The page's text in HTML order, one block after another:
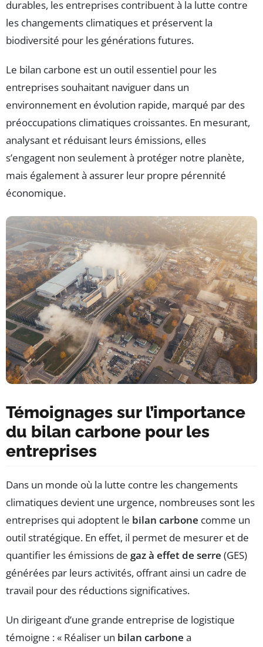
durables, les entreprises contribuent à la lutte contre
les changements climatiques et préservent la
biodiversité pour les générations futures.
Le bilan carbone est un outil essentiel pour les
entreprises souhaitant naviguer dans un
environnement en évolution rapide, marqué par des
préoccupations climatiques croissantes. En mesurant,
analysant et réduisant leurs émissions, elles
s’engagent non seulement à protéger notre planète,
mais également à assurer leur propre pérennité
économique.
Témoignages sur l’importance
du bilan carbone pour les
entreprises
Dans un monde où la lutte contre les changements
climatiques devient une urgence, nombreuses sont les
entreprises qui adoptent le bilan carbone comme un
outil stratégique. En effet, il permet de mesurer et de
quantifier les émissions de gaz à effet de serre (GES)
générées par leurs activités, offrant ainsi un cadre de
travail pour des réductions significatives.
Un dirigeant d’une grande entreprise de logistique
témoigne : « Réaliser un bilan carbone a